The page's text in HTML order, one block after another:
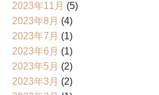
2023年11月 (5)
2023年8月 (4)
2023年7月 (1)
2023年6月 (1)
2023年5月 (2)
2023年3月 (2)